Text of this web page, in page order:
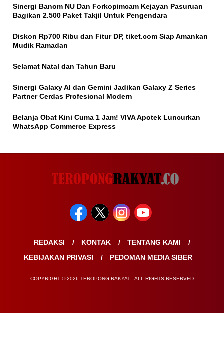
Sinergi Banom NU Dan Forkopimcam Kejayan Pasuruan
Bagikan 2.500 Paket Takjil Untuk Pengendara
Diskon Rp700 Ribu dan Fitur DP, tiket.com Siap Amankan
Mudik Ramadan
Selamat Natal dan Tahun Baru
Sinergi Galaxy AI dan Gemini Jadikan Galaxy Z Series
Partner Cerdas Profesional Modern
Belanja Obat Kini Cuma 1 Jam! VIVA Apotek Luncurkan
WhatsApp Commerce Express
REDAKSI KONTAK
TENTANG KAMI
KEBIJAKAN PRIVASI
PEDOMAN MEDIA SIBER
COPYRIGHT © 2026 TEROPONG RAKYAT - ALL RIGHTS RESERVED